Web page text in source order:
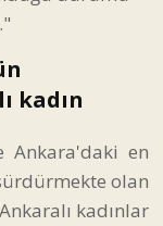
kadın
Ankara'daki en
olan
kadınlar